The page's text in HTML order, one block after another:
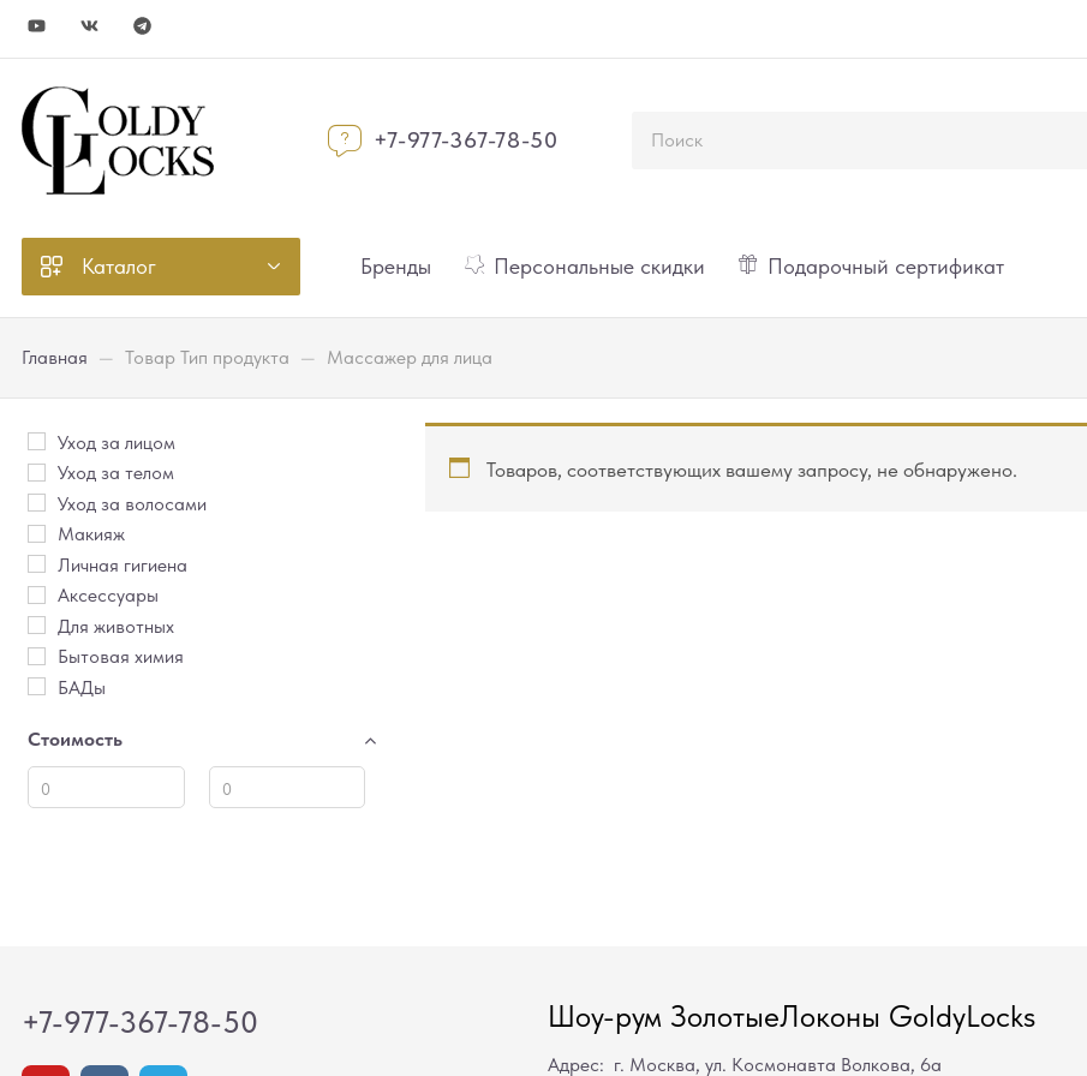
+7-977-367-78-50
Каталог Бренды Персональные скидки Подарочный сертификат
Главная — Товар Тип продукта — Массажер для лица
Уход за лицом
Уход за телом
Уход за волосами
Макияж
Личная гигиена
Аксессуары
Для животных
Бытовая химия
БАДы
Стоимость
Товаров, соответствующих вашему запросу, не обнаружено.
+7-977-367-78-50 Шоу-рум ЗолотыеЛоконы GoldyLocks
Адрес: г. Москва, ул. Космонавта Волкова, 6а